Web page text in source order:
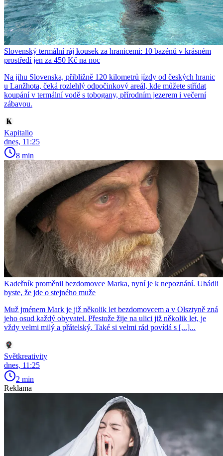
Slovenský termální ráj kousek za hranicemi: 10 bazénů v krásném
prostředí jen za 450 Kč na noc
Na jihu Slovenska, přibližně 120 kilometrů jízdy od českých hranic
u Lanžhota, čeká rozlehlý odpočinkový areál, kde můžete střídat
koupání v termální vodě s tobogany, přírodním jezerem i večerní
zábavou.
Kapitalio
dnes, 11:25
8 min
Kadeřník proměnil bezdomovce Marka, nyní je k nepoznání. Uhádli
byste, že jde o stejného muže
Muž jménem Mark je již několik let bezdomovcem a v Olsztyně zná
jeho osud každý obyvatel. Přestože žije na ulici již několik let, je
vždy velmi milý a přátelský. Také si velmi rád povídá s [...]...
Světkreativity
dnes, 11:25
2 min
Reklama